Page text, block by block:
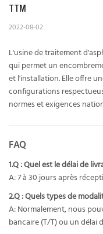
TTM
2022-08-02
L'usine de traitement
qui permet un
et l'installation. Elle offre
configurations
normes et exigences
FAQ
1.Q : Quel est le délai de
A: 7 à 30 jours après
2.Q : Quels types de
A: Normalement, nous
bancaire (T/T) ou un délai